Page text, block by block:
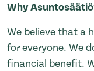
Why
We believe that a
for everyone. We
financial benefit.